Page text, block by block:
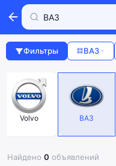
Фильтры ВАЗ
Volvo ВАЗ
Найдено 0 объявлений